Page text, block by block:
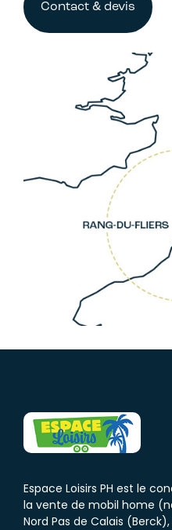
Contact & devis
Espace Loisirs PH est le
la vente de mobil home
Nord Pas de Calais